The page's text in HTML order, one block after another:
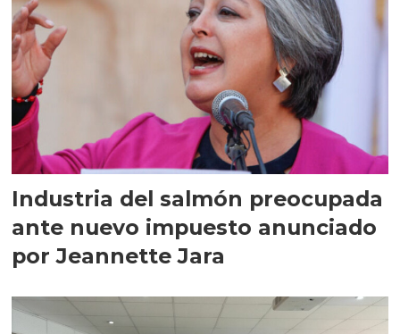
Industria del salmón preocupada
ante nuevo impuesto anunciado
por Jeannette Jara